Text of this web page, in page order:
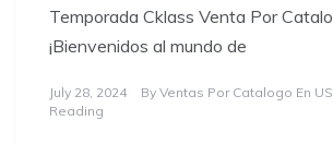
Temporada Cklass Venta Por
¡Bienvenidos al mundo de
July 28, 2024 By Ventas Por Catalogo En
Reading